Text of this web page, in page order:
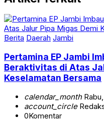
Berita Daerah Jambi
Pertamina EP Jambi
Beraktivitas di Atas
Keselamatan Bersama
calendar_month
account_circle
0Komentar